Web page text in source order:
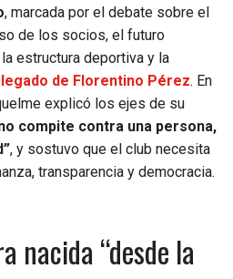
, marcada por el debate sobre el
de los socios, el futuro
estructura deportiva y la
de Florentino Pérez. En
explicó los ejes de su
compite contra una persona,
, y sostuvo que el club necesita
transparencia y democracia.
nacida “desde la